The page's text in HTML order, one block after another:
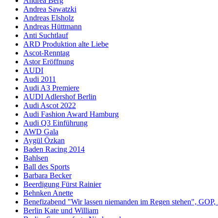
Andrea Sawatzki
Andreas Elsholz
Andreas Hüttmann
Anti Suchtlauf
ARD Produktion alte Liebe
Ascot-Renntag
Astor Eröffnung
AUDI
Audi 2011
Audi A3 Premiere
AUDI Adlershof Berlin
Audi Ascot 2022
Audi Fashion Award Hamburg
Audi Q3 Einführung
AWD Gala
Aygül Özkan
Baden Racing 2014
Bahlsen
Ball des Sports
Barbara Becker
Beerdigung Fürst Rainier
Behnken Anette
Benefizabend "Wir lassen niemanden im Regen stehen", GOP,
Berlin Kate und William